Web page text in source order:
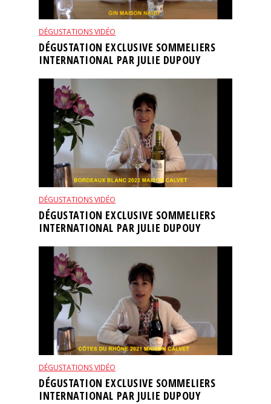
DÉGUSTATIONS VIDÉO
DÉGUSTATION EXCLUSIVE SOMMELIERS
INTERNATIONAL PAR JULIE DUPOUY
DÉGUSTATIONS VIDÉO
DÉGUSTATION EXCLUSIVE SOMMELIERS
INTERNATIONAL PAR JULIE DUPOUY
DÉGUSTATIONS VIDÉO
DÉGUSTATION EXCLUSIVE SOMMELIERS
INTERNATIONAL PAR JULIE DUPOUY